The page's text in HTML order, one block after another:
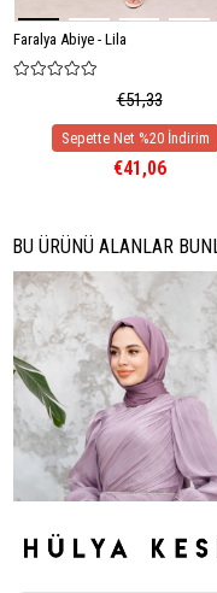
Faralya Abiye - Lila
€51,33
€41,06
BU ÜRÜNÜ ALANLAR